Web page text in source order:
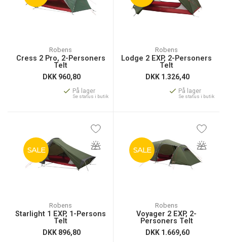
Robens
Cress 2 Pro, 2-Personers
Telt
DKK 960,80
På lager
Se status i butik
Robens
Lodge 2 EXP, 2-Personers
Telt
DKK 1.326,40
På lager
Se status i butik
SALE
Robens
Starlight 1 EXP, 1-Persons
Telt
DKK 896,80
SALE
Robens
Voyager 2 EXP, 2-
Personers Telt
DKK 1.669,60